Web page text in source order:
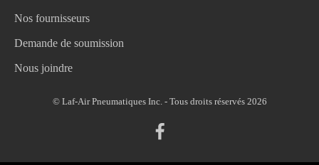
Nos fournisseurs
Demande de soumission
Nous joindre
© Laf-Air Pneumatiques Inc. - Tous droits réservés 2026